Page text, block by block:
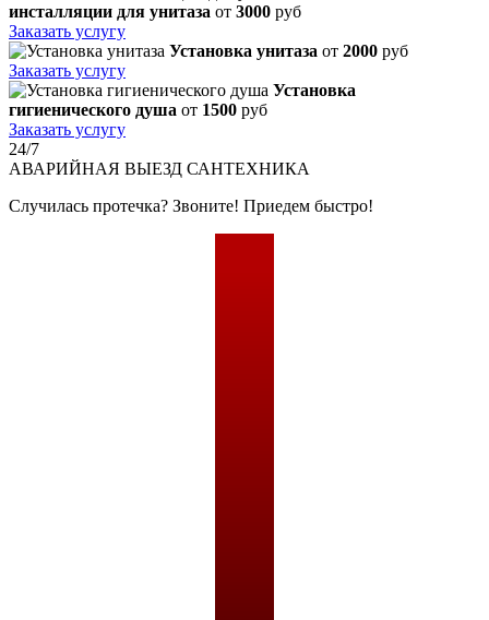
инсталляции для унитаза от 3000 руб
Заказать услугу
Установка унитаза от 2000 руб
Заказать услугу
Установка
гигиенического душа от 1500 руб
Заказать услугу
24/7
АВАРИЙНАЯ ВЫЕЗД САНТЕХНИКА
Случилась протечка? Звоните! Приедем быстро!